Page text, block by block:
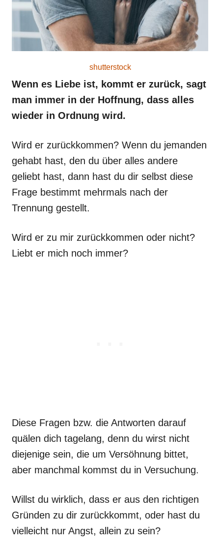
shutterstock
Wenn es Liebe ist, kommt er zurück, sagt
man immer in der Hoffnung, dass alles
wieder in Ordnung wird.
Wird er zurückkommen? Wenn du jemanden
gehabt hast, den du über alles andere
geliebt hast, dann hast du dir selbst diese
Frage bestimmt mehrmals nach der
Trennung gestellt.
Wird er zu mir zurückkommen oder nicht?
Liebt er mich noch immer?
Diese Fragen bzw. die Antworten darauf
quälen dich tagelang, denn du wirst nicht
diejenige sein, die um Versöhnung bittet,
aber manchmal kommst du in Versuchung.
Willst du wirklich, dass er aus den richtigen
Gründen zu dir zurückkommt, oder hast du
vielleicht nur Angst, allein zu sein?